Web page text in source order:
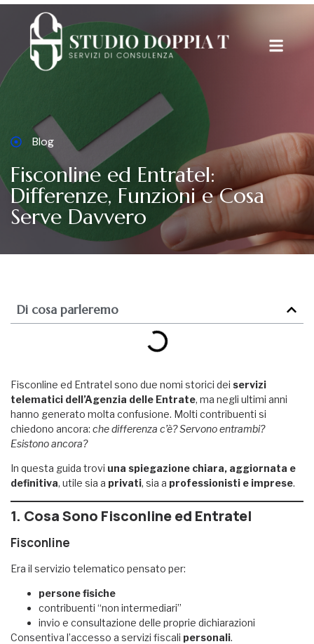
Blog
Fisconline ed Entratel:
Differenze, Funzioni e Cosa
Serve Davvero
Di cosa parleremo
Fisconline ed Entratel sono due nomi storici dei servizi
telematici dell’Agenzia delle Entrate, ma negli ultimi anni
hanno generato molta confusione. Molti contribuenti si
chiedono ancora: che differenza c’è? Servono entrambi?
Esistono ancora?
In questa guida trovi una spiegazione chiara, aggiornata e
definitiva, utile sia a privati, sia a professionisti e imprese.
1. Cosa Sono Fisconline ed Entratel
Fisconline
Era il servizio telematico pensato per:
persone fisiche
contribuenti “non intermediari”
invio e consultazione delle proprie dichiarazioni
Consentiva l’accesso a servizi fiscali personali.